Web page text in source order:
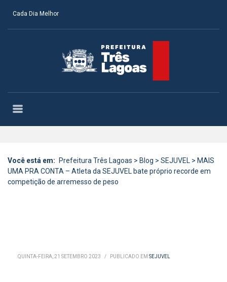
Cada Dia Melhor
Você está em: Prefeitura Três Lagoas > Blog > SEJUVEL > MAIS
UMA PRA CONTA – Atleta da SEJUVEL bate próprio recorde em
competição de arremesso de peso
QUINTA-FEIRA, 21 SETEMBRO 2023 / PUBLICADO EM SEJUVEL